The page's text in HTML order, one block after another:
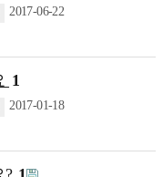
2017-06-22
1
2017-01-18